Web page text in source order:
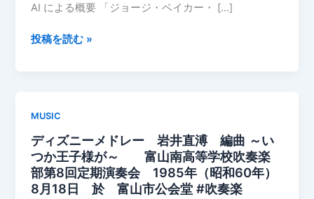
AI による概要 「ジョージ・ベイカー・ […]
george
blanca
投稿を読む »
MUSIC
ディズニーメドレー 岩井直溥 編曲 ～い
つか王子様が～ 富山南高等学校吹奏楽
部第8回定期演奏会 1985年（昭和60年）
8月18日 於 富山市公会堂 #吹奏楽